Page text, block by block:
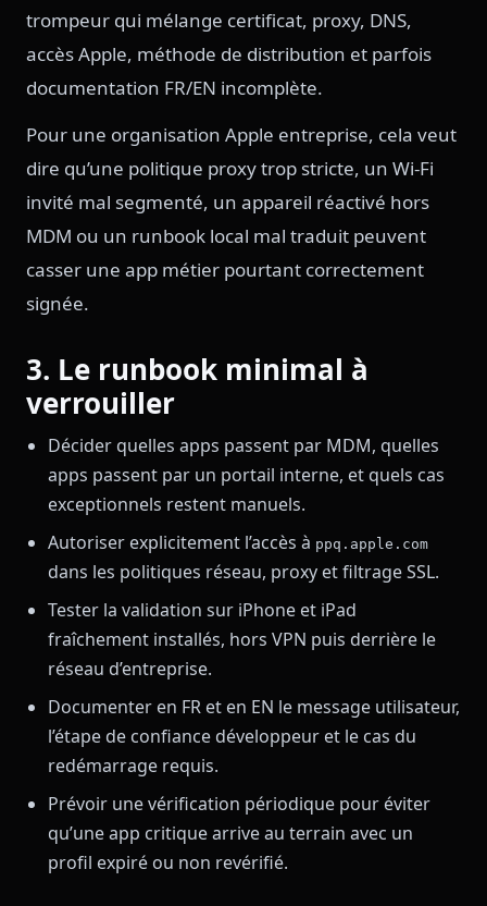
trompeur qui mélange certificat, proxy, DNS,
accès Apple, méthode de distribution et parfois
documentation FR/EN incomplète.
Pour une organisation Apple entreprise, cela veut
dire qu’une politique proxy trop stricte, un Wi-Fi
invité mal segmenté, un appareil réactivé hors
MDM ou un runbook local mal traduit peuvent
casser une app métier pourtant correctement
signée.
3. Le runbook minimal à
verrouiller
Décider quelles apps passent par MDM, quelles
apps passent par un portail interne, et quels cas
exceptionnels restent manuels.
Autoriser explicitement l’accès à ppq.apple.com
dans les politiques réseau, proxy et filtrage SSL.
Tester la validation sur iPhone et iPad
fraîchement installés, hors VPN puis derrière le
réseau d’entreprise.
Documenter en FR et en EN le message utilisateur,
l’étape de confiance développeur et le cas du
redémarrage requis.
Prévoir une vérification périodique pour éviter
qu’une app critique arrive au terrain avec un
profil expiré ou non revérifié.